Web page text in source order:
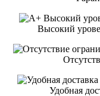
Высокий
Удобная